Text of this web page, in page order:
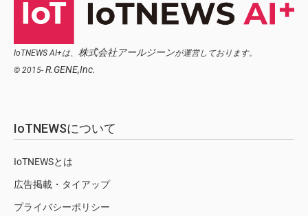
IoTNEWS AI+は、 株式会社アールジーンが運営しております。
© 2015- R.GENE,Inc.
IoTNEWSについて
IoTNEWSとは
広告掲載・タイアップ
プライバシーポリシー